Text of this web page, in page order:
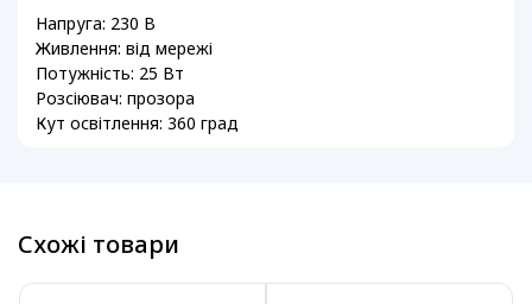
Напруга: 230 В
Живлення: від мережі
Потужність: 25 Вт
Розсіювач: прозора
Кут освітлення: 360 град
Схожі товари